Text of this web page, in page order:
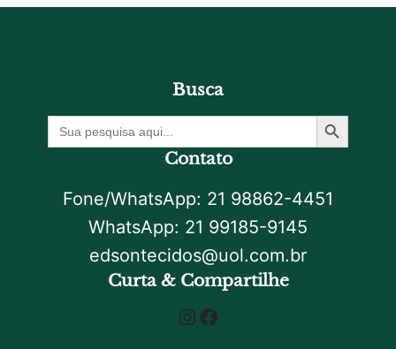
Busca
Procurar
por:
Botão De Pesquisa
Contato
Fone/WhatsApp: 21 98862-4451
WhatsApp: 21 99185-9145
edsontecidos@uol.com.br
Curta & Compartilhe
Instagram Facebook